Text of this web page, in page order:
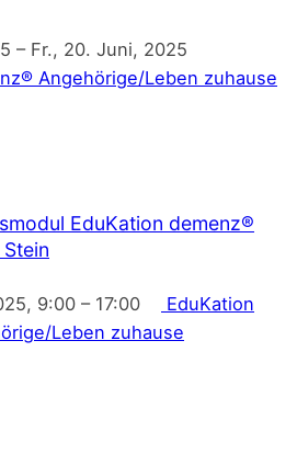
– Fr., 20. Juni, 2025
Angehörige/Leben zuhause
EduKation demenz®
9:00 – 17:00
EduKation
Leben zuhause